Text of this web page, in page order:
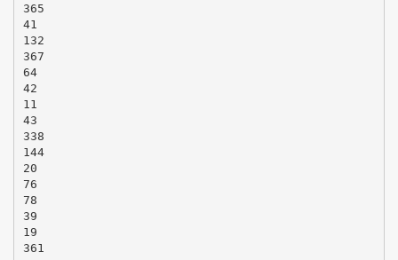
365
41
132
367
64
42
11
43
338
144
20
76
78
39
19
361